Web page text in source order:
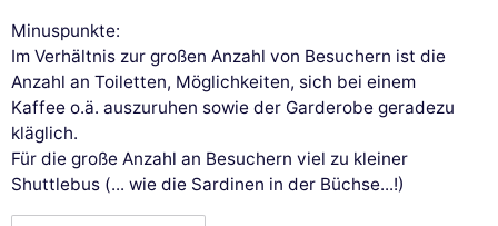
Minuspunkte:
Im Verhältnis zur großen Anzahl von Besuchern ist die
Anzahl an Toiletten, Möglichkeiten, sich bei einem
Kaffee o.ä. auszuruhen sowie der Garderobe geradezu
kläglich.
Für die große Anzahl an Besuchern viel zu kleiner
Shuttlebus (... wie die Sardinen in der Büchse...!)